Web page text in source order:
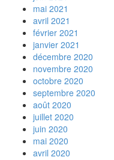
mai 2021
avril 2021
février 2021
janvier 2021
décembre 2020
novembre 2020
octobre 2020
septembre 2020
août 2020
juillet 2020
juin 2020
mai 2020
avril 2020